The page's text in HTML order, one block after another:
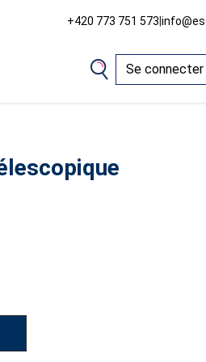
+420 773 751 573|
Se connecter